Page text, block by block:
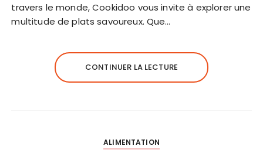
travers le monde, Cookidoo vous invite à explorer une
multitude de plats savoureux. Que…
CONTINUER LA LECTURE
ALIMENTATION